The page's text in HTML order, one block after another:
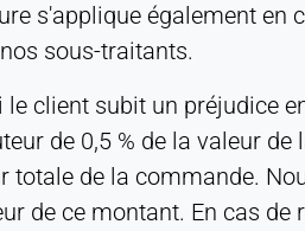
s'applique également en
sous-traitants.
le client subit un préjudice
de 0,5 % de la valeur
totale de la commande.
de ce montant. En cas
_li_ses.#,